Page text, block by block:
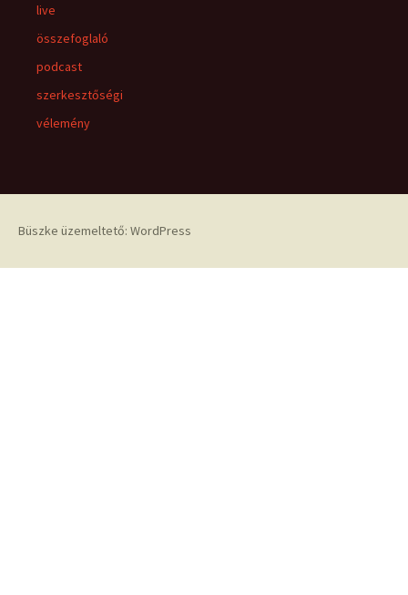
live
összefoglaló
podcast
szerkesztőségi
vélemény
Büszke üzemeltető: WordPress